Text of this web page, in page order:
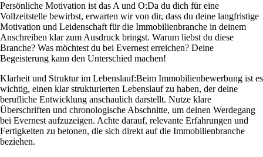
Persönliche Motivation ist das A und O:Da du dich für eine
Vollzeitstelle bewirbst, erwarten wir von dir, dass du deine langfristige
Motivation und Leidenschaft für die Immobilienbranche in deinem
Anschreiben klar zum Ausdruck bringst. Warum liebst du diese
Branche? Was möchtest du bei Evernest erreichen? Deine
Begeisterung kann den Unterschied machen!
Klarheit und Struktur im Lebenslauf:Beim Immobilienbewerbung ist es
wichtig, einen klar strukturierten Lebenslauf zu haben, der deine
berufliche Entwicklung anschaulich darstellt. Nutze klare
Überschriften und chronologische Abschnitte, um deinen Werdegang
bei Evernest aufzuzeigen. Achte darauf, relevante Erfahrungen und
Fertigkeiten zu betonen, die sich direkt auf die Immobilienbranche
beziehen.